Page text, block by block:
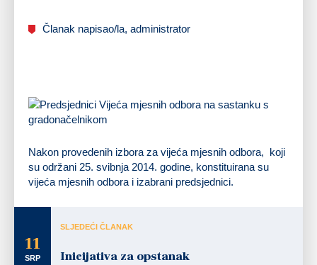
Članak napisao/la, administrator
Nakon provedenih izbora za vijeća mjesnih odbora, koji
su održani 25. svibnja 2014. godine, konstituirana su
vijeća mjesnih odbora i izabrani predsjednici.
11
SRP
SLJEDEĆI ČLANAK
Inicijativa za opstanak